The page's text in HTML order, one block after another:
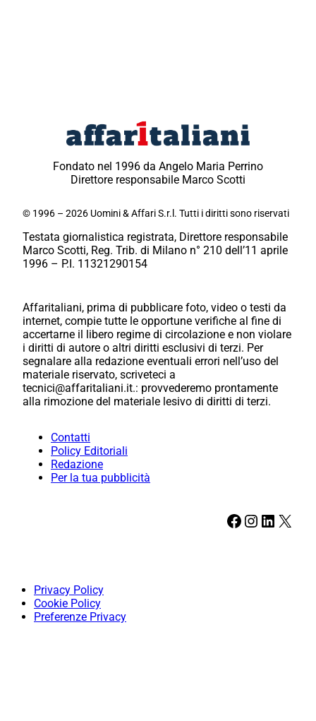
Fondato nel 1996 da Angelo Maria Perrino
Direttore responsabile Marco Scotti
© 1996 – 2026 Uomini & Affari S.r.l. Tutti i diritti sono riservati
Testata giornalistica registrata, Direttore responsabile
Marco Scotti, Reg. Trib. di Milano n° 210 dell’11 aprile
1996 – P.I. 11321290154
Affaritaliani, prima di pubblicare foto, video o testi da
internet, compie tutte le opportune verifiche al fine di
accertarne il libero regime di circolazione e non violare
i diritti di autore o altri diritti esclusivi di terzi. Per
segnalare alla redazione eventuali errori nell’uso del
materiale riservato, scriveteci a
tecnici@affaritaliani.it.: provvederemo prontamente
alla rimozione del materiale lesivo di diritti di terzi.
Contatti
Policy Editoriali
Redazione
Per la tua pubblicità
Facebook Instagram LinkedIn X
Privacy Policy
Cookie Policy
Preferenze Privacy